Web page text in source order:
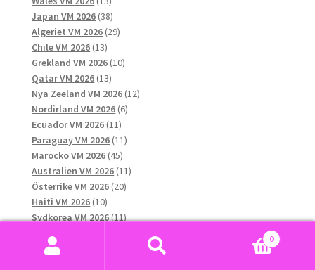
produkter
Japan VM 2026 3838
produkter
Algeriet VM 2026 2929
Chile VM 2026 1313
produkter
Grekland VM 2026 1010
Qatar VM 2026 1313
produkter
Nya Zeeland VM 2026 1212
Nordirland VM 2026 66
Ecuador VM 2026 1111
produkter
Paraguay VM 2026 1111
Marocko VM 2026 4545
produkter
Australien VM 2026 1111
Österrike VM 2026 2020
Haiti VM 2026 1010
produkter
Sydkorea VM 2026 1111
produkter
Curaçao VM 2026
0